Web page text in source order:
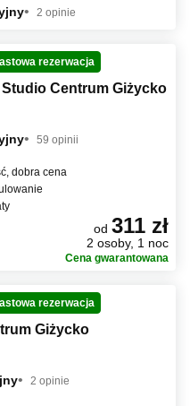
2 opinie
rezerwacja
Centrum Giżycko
59 opinii
dobra cena
od 311 zł
2 osoby, 1 noc
Cena gwarantowana
rezerwacja
Giżycko
2 opinie